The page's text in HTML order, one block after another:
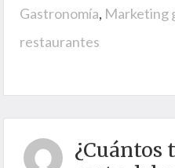
Gastronomía, Marketing
restaurantes
¿Cuántos